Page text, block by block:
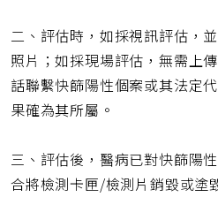
二、評估時，如採視訊評估，
照片；如採現場評估，無需上
話聯繫快篩陽性個案或其法定
果確為其所屬。
三、評估後，醫病已對快篩陽
合將檢測卡匣/檢測片銷毀或塗